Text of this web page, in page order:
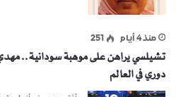
منذ 4 أيام 251
تشيلسي يراهن على موهبة سودانية..
دوري في العالم